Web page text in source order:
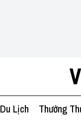
Du Lịch Thưởng